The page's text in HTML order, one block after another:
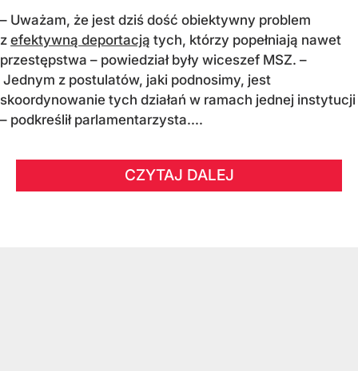
– Uważam, że jest dziś dość obiektywny problem
z efektywną deportacją tych, którzy popełniają nawet
przestępstwa – powiedział były wiceszef MSZ. –
Jednym z postulatów, jaki podnosimy, jest
skoordynowanie tych działań w ramach jednej instytucji
– podkreślił parlamentarzysta....
CZYTAJ DALEJ